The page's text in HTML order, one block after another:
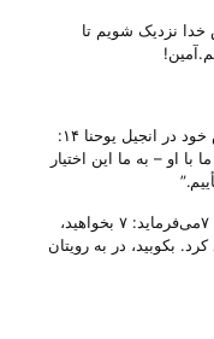
خدا نزدیک شویم تا
حقیقتِ سومی که عیسی مسیح در فرمایش خود در انجیل یوحنا ۱۴:
با او – به ما این اختیار
چنان که عیسی مسیح خود در انجیل متی ۷: ۷می‌‌فرماید: ۷ بخواهید،
بکوبید، در به رویتان